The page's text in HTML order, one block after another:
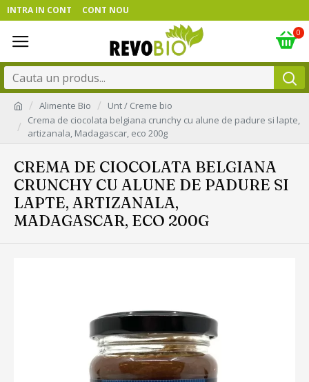
INTRA IN CONT CONT NOU
0
Alimente Bio
Unt / Creme bio
Crema de ciocolata belgiana crunchy cu alune de padure si lapte,
artizanala, Madagascar, eco 200g
CREMA DE CIOCOLATA BELGIANA
CRUNCHY CU ALUNE DE PADURE SI
LAPTE, ARTIZANALA,
MADAGASCAR, ECO 200G